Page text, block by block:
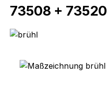
73508 + 73520
Bildergalerie überspringen